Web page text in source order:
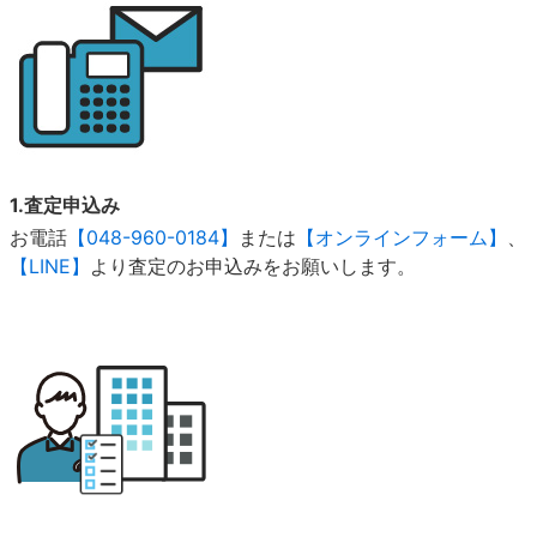
1.査定申込み
お電話 【048-960-0184】 または 【オンラインフォーム】
【LINE】 より査定のお申込みをお願いします。